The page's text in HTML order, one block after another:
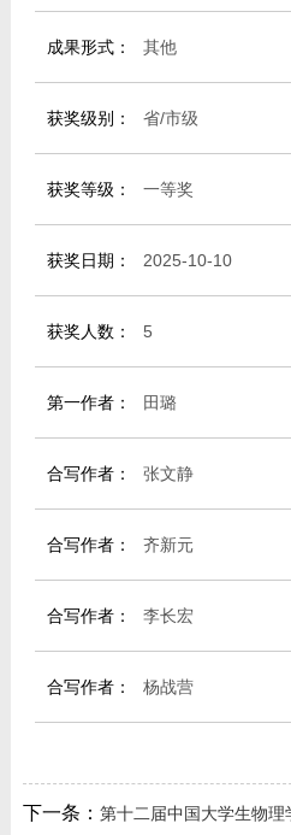
成果形式： 其他
获奖级别： 省/市级
获奖等级： 一等奖
获奖日期： 2025-10-10
获奖人数： 5
第一作者： 田璐
合写作者： 张文静
合写作者： 齐新元
合写作者： 李长宏
合写作者： 杨战营
下一条： 第十二届中国大学生物理